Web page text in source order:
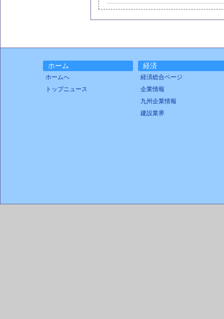
ホーム
ホームへ
トップニュース
経済
経済総合ページ
企業情報
九州企業情報
建設業界